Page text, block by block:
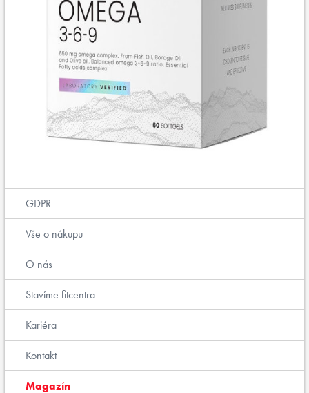
GDPR
Vše o nákupu
O nás
Stavíme fitcentra
Kariéra
Kontakt
Magazín